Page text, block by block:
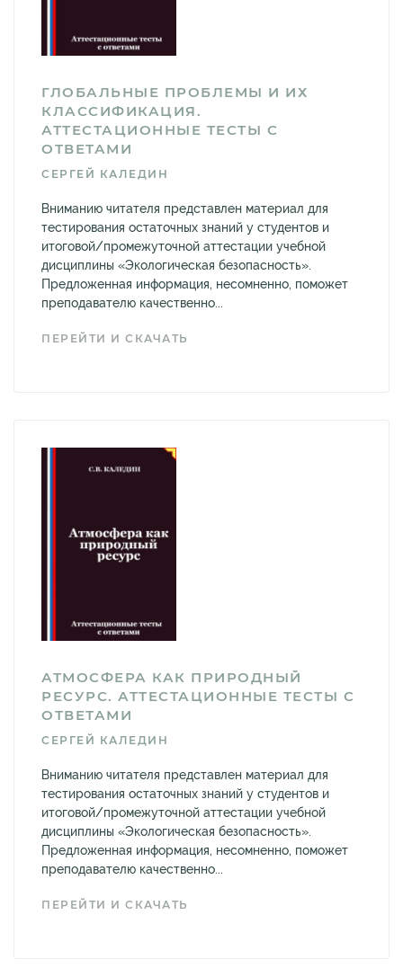
ГЛОБАЛЬНЫЕ ПРОБЛЕМЫ И ИХ
КЛАССИФИКАЦИЯ.
АТТЕСТАЦИОННЫЕ ТЕСТЫ С
ОТВЕТАМИ
СЕРГЕЙ КАЛЕДИН
Вниманию читателя представлен материал для
тестирования остаточных знаний у студентов и
итоговой/промежуточной аттестации учебной
дисциплины «Экологическая безопасность».
Предложенная информация, несомненно, поможет
преподавателю качественно...
ПЕРЕЙТИ И СКАЧАТЬ
АТМОСФЕРА КАК ПРИРОДНЫЙ
РЕСУРС. АТТЕСТАЦИОННЫЕ ТЕСТЫ С
ОТВЕТАМИ
СЕРГЕЙ КАЛЕДИН
Вниманию читателя представлен материал для
тестирования остаточных знаний у студентов и
итоговой/промежуточной аттестации учебной
дисциплины «Экологическая безопасность».
Предложенная информация, несомненно, поможет
преподавателю качественно...
ПЕРЕЙТИ И СКАЧАТЬ